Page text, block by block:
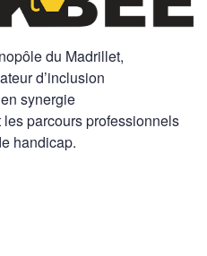
du Madrillet,
d’inclusion
synergie
parcours professionnels
handicap.